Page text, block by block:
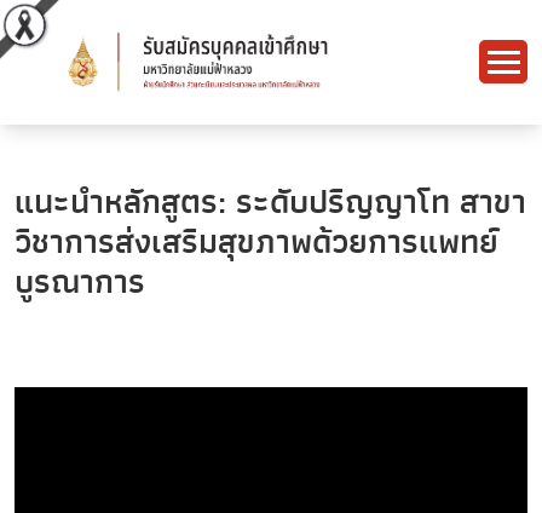
แนะนำหลักสูตร: ระดับปริญญาโท สาขา
วิชาการส่งเสริมสุขภาพด้วยการแพทย์
บูรณาการ